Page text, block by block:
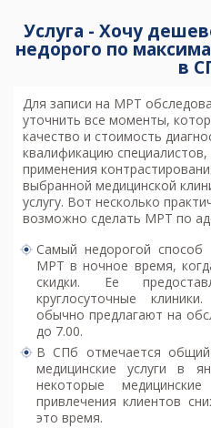
Услуга - Хочу
недорого по
в
Для записи на МРТ
уточнить все моменты,
качество и стоимость
квалификацию
применения
выбранной медицинской
услугу. Вот несколько
возможно сделать МРТ по
Самый недорогой способ
МРТ в ночное время,
скидки. Ее
круглосуточные
обычно предлагают на
до 7.00.
В СПб отмечается
медицинские услуги в
некоторые
привлечения клиентов
это время.